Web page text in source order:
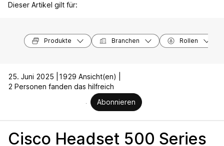
Dieser Artikel gilt für:
Produkte Branchen Rollen
25. Juni 2025 |
1929 Ansicht(en) |
2 Personen fanden das hilfreich
Abonnieren
Cisco Headset 500 Series